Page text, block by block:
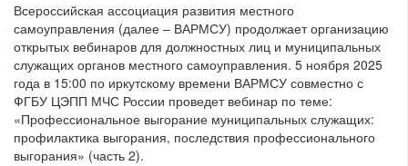
Всероссийская ассоциация развития местного
самоуправления (далее – ВАРМСУ) продолжает организацию
открытых вебинаров для должностных лиц и муниципальных
служащих органов местного самоуправления. 5 ноября 2025
года в 15:00 по иркутскому времени ВАРМСУ совместно с
ФГБУ ЦЭПП МЧС России проведет вебинар по теме:
«Профессиональное выгорание муниципальных служащих:
профилактика выгорания, последствия профессионального
выгорания» (часть 2).